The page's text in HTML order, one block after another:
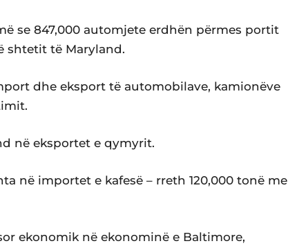
se 847,000 automjete erdhën përmes portit
shtetit të Maryland.
dhe eksport të automobilave, kamionëve
në eksportet e qymyrit.
në importet e kafesë – rreth 120,000 tonë me
ekonomik në ekonominë e Baltimore,